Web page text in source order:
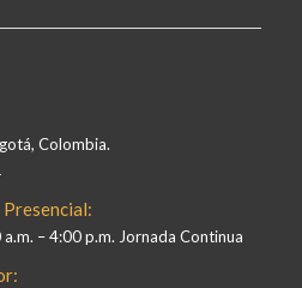
Colombia.
– 4:00 p.m. Jornada Continua